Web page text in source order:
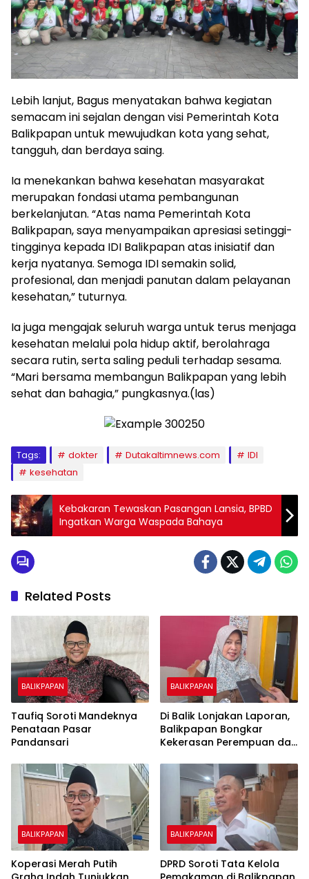
Lebih lanjut, Bagus menyatakan bahwa kegiatan
semacam ini sejalan dengan visi Pemerintah Kota
Balikpapan untuk mewujudkan kota yang sehat,
tangguh, dan berdaya saing.
Ia menekankan bahwa kesehatan masyarakat
merupakan fondasi utama pembangunan
berkelanjutan. “Atas nama Pemerintah Kota
Balikpapan, saya menyampaikan apresiasi setinggi-
tingginya kepada IDI Balikpapan atas inisiatif dan
kerja nyatanya. Semoga IDI semakin solid,
profesional, dan menjadi panutan dalam pelayanan
kesehatan,” tuturnya.
Ia juga mengajak seluruh warga untuk terus menjaga
kesehatan melalui pola hidup aktif, berolahraga
secara rutin, serta saling peduli terhadap sesama.
“Mari bersama membangun Balikpapan yang lebih
sehat dan bahagia,” pungkasnya.(las)
Tags: dokter Dutakaltimnews.com
IDI
kesehatan
Kebakaran Tewaskan Pasangan Lansia, BPBD
Ingatkan Warga Waspada Bahaya
Related Posts
BALIKPAPAN
Taufiq Soroti Mandeknya
Penataan Pasar
Pandansari
BALIKPAPAN
Di Balik Lonjakan Laporan,
Balikpapan Bongkar
Kekerasan Perempuan dan
BALIKPAPAN
Koperasi Merah Putih
BALIKPAPAN
DPRD Soroti Tata Kelola